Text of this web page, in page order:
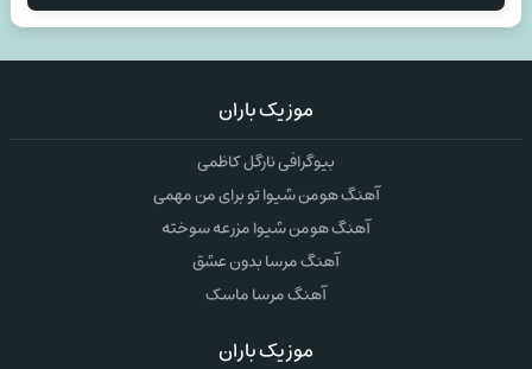
موزیک باران
بیوگرافی نارگل کاظمی
آهنگ هومن شیوا تو برای من مهمی
آهنگ هومن شیوا مزرعه سوخته
آهنگ مرسا بدون عشق
آهنگ مرسا ماسک
موزیک باران